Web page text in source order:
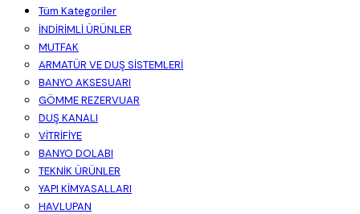
Tüm Kategoriler
İNDİRİMLİ ÜRÜNLER
MUTFAK
ARMATÜR VE DUŞ SİSTEMLERİ
BANYO AKSESUARI
GÖMME REZERVUAR
DUŞ KANALI
VİTRİFİYE
BANYO DOLABI
TEKNİK ÜRÜNLER
YAPI KİMYASALLARI
HAVLUPAN